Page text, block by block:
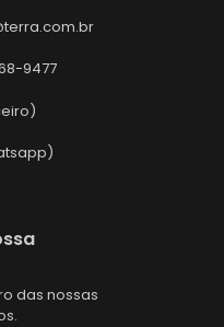
9477
das nossas